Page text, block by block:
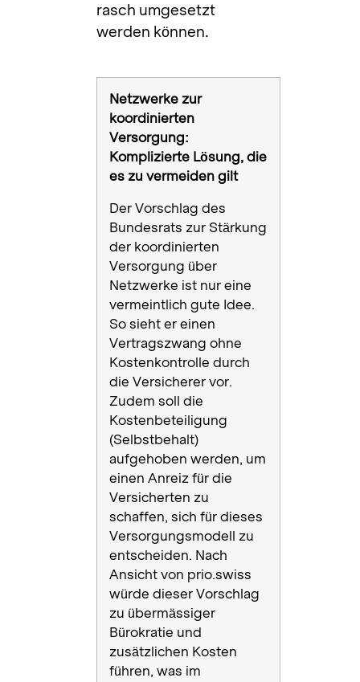
rasch umgesetzt
werden können.
Netzwerke zur
koordinierten
Versorgung:
Komplizierte Lösung, die
es zu vermeiden gilt
Der Vorschlag des
Bundesrats zur Stärkung
der koordinierten
Versorgung über
Netzwerke ist nur eine
vermeintlich gute Idee.
So sieht er einen
Vertragszwang ohne
Kostenkontrolle durch
die Versicherer vor.
Zudem soll die
Kostenbeteiligung
(Selbstbehalt)
aufgehoben werden, um
einen Anreiz für die
Versicherten zu
schaffen, sich für dieses
Versorgungsmodell zu
entscheiden. Nach
Ansicht von prio.swiss
würde dieser Vorschlag
zu übermässiger
Bürokratie und
zusätzlichen Kosten
führen, was im